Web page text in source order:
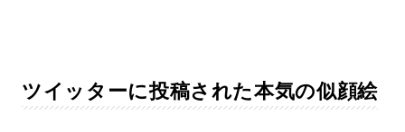
ツイッターに投稿された本気の似顔絵